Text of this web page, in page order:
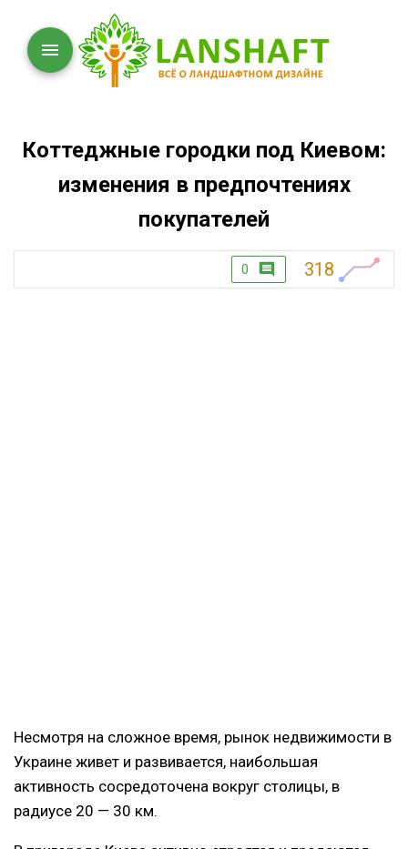
Коттеджные городки под Киевом:
изменения в предпочтениях
покупателей
0 318
Несмотря на сложное время, рынок недвижимости в
Украине живет и развивается, наибольшая
активность сосредоточена вокруг столицы, в
радиусе 20 — 30 км.